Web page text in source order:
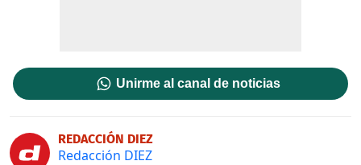
Unirme al canal de noticias
REDACCIÓN DIEZ
Redacción DIEZ